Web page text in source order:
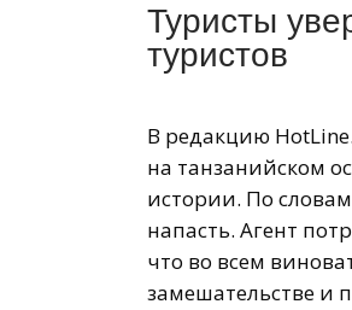
Туристы
туристов
В редакцию
на танзанийском
истории. По
напасть. Агент
что во всем
замешательстве и